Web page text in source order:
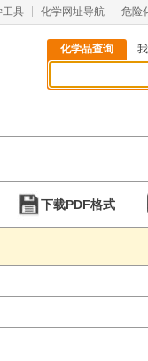
工具 化学网址导航 危险
化学品查询
下载PDF格式